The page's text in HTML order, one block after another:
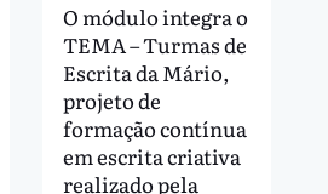
O módulo integra o
TEMA – Turmas de
Escrita da Mário,
projeto de
formação contínua
em escrita criativa
realizado pela